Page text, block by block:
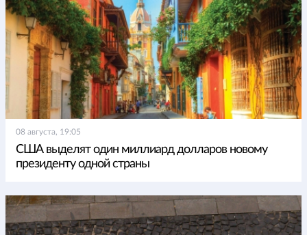
08 августа, 19:05
США выделят один миллиард долларов новому
президенту одной страны